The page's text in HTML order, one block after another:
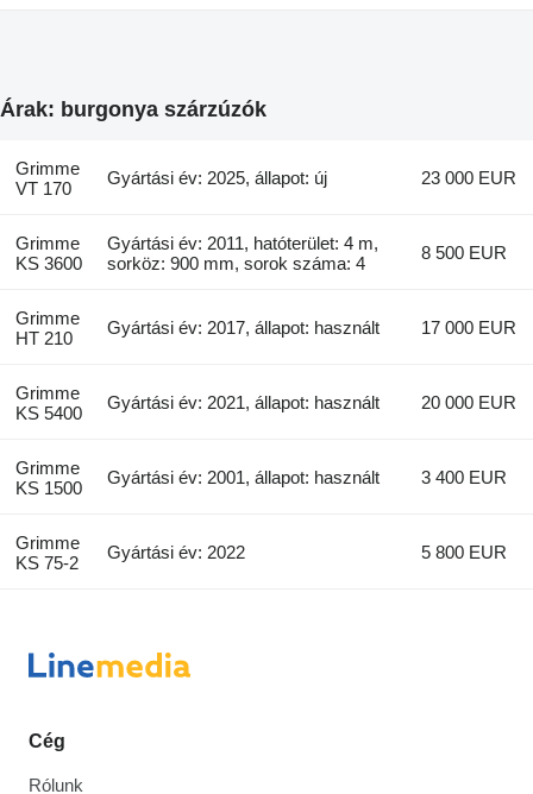
Árak: burgonya szárzúzók
Grimme
VT 170
Gyártási év: 2025, állapot: új 23 000 EUR
Grimme
KS 3600
Gyártási év: 2011, hatóterület: 4 m,
sorköz: 900 mm, sorok száma: 4
8 500 EUR
Grimme
HT 210
Gyártási év: 2017, állapot: használt 17 000 EUR
Grimme
KS 5400
Gyártási év: 2021, állapot: használt 20 000 EUR
Grimme
KS 1500
Gyártási év: 2001, állapot: használt 3 400 EUR
Grimme
KS 75-2
Gyártási év: 2022 5 800 EUR
Cég
Rólunk